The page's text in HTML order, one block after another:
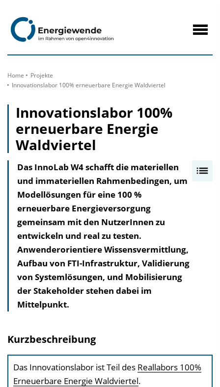
Home
Projekte
Innovationslabor 100% erneuerbare Energie Waldviertel
Innovationslabor 100%
erneuerbare Energie
Waldviertel
h
n
Das InnoLab W4 schafft die materiellen
und immateriellen Rahmenbedingen, um
Modellösungen für eine 100 %
erneuerbare Energieversorgung
gemeinsam mit den NutzerInnen zu
entwickeln und real zu testen.
Anwenderorientiere Wissensvermittlung,
Aufbau von FTI-Infrastruktur, Validierung
von Systemlösungen, und Mobilisierung
der Stakeholder stehen dabei im
Mittelpunkt.
Kurzbeschreibung
Das Innovationslabor ist Teil des Reallabors 100%
Erneuerbare Energie Waldviertel.